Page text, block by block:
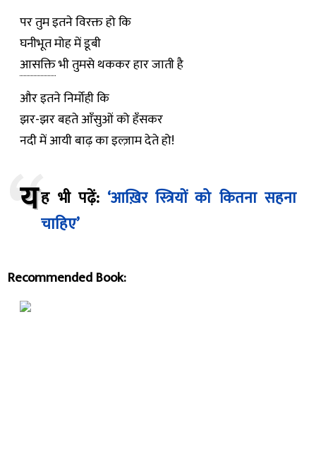
पर तुम इतने विरक्त हो कि
घनीभूत मोह में डूबी
आसक्तिभी तुमसे थककर हार जाती है
और इतने निर्मोही कि
झर-झर बहते आँसुओं को हँसकर
नदी में आयी बाढ़ का इल्ज़ाम देते हो!
यह भी पढ़ें: ‘आख़िर स्त्रियों को कितना सहना
चाहिए’
Recommended Book: